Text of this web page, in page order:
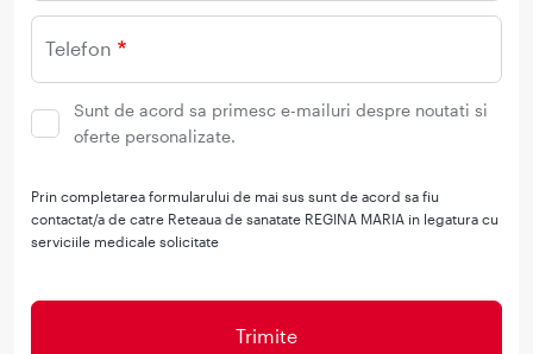
Telefon
Sunt de acord sa primesc e-mailuri despre noutati si
oferte personalizate.
Prin completarea formularului de mai sus sunt de acord sa fiu
contactat/a de catre Reteaua de sanatate REGINA MARIA in legatura cu
serviciile medicale solicitate